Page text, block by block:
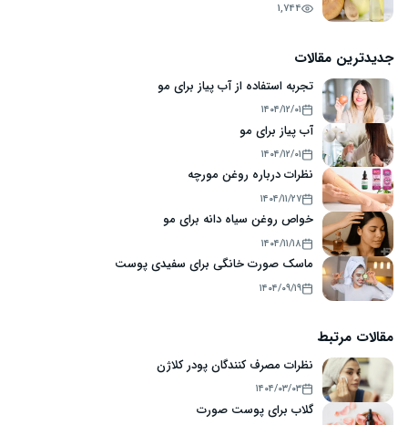
1,744
جدیدترین مقالات
تجربه استفاده از آب پیاز برای مو
۱۴۰۴/۱۲/۰۱
آب پیاز برای مو
۱۴۰۴/۱۲/۰۱
نظرات درباره روغن مورچه
۱۴۰۴/۱۱/۲۷
خواص روغن سیاه دانه برای مو
۱۴۰۴/۱۱/۱۸
ماسک صورت خانگی برای سفیدی پوست
۱۴۰۴/۰۹/۱۹
مقالات مرتبط
نظرات مصرف کنندگان پودر کلاژن
۱۴۰۴/۰۳/۰۳
گلاب برای پوست صورت